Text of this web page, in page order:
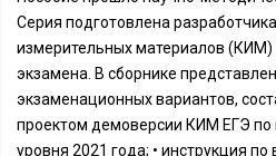
Серия подготовлена
измерительных материалов (КИМ)
экзамена. В сборнике
экзаменационных вариантов,
проектом демоверсии КИМ ЕГЭ по
уровня 2021 года; • инструкция